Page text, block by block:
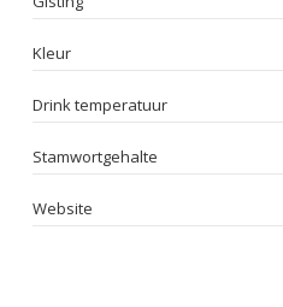
Kleur
Drink temperatuur
Stamwortgehalte
Website